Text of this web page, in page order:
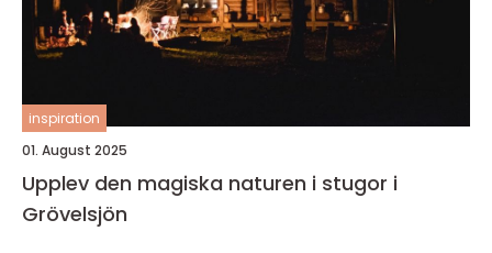
inspiration
01. August 2025
Upplev den magiska naturen i stugor i
Grövelsjön